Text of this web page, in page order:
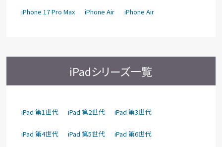
iPhone 17 Pro Max iPhone Air iPhone Air
iPadシリーズ一覧
iPad 第1世代 iPad 第2世代 iPad 第3世代
iPad 第4世代 iPad 第5世代 iPad 第6世代